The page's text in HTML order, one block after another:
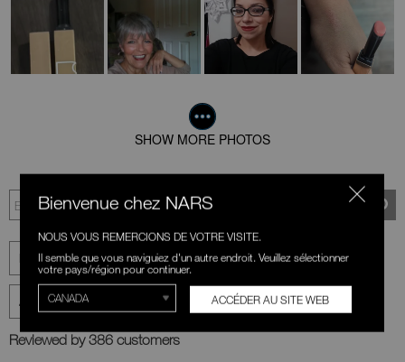
SHOW MORE PHOTOS
Reviewed by 386 customers
Bienvenue chez NARS
NOUS VOUS REMERCIONS DE VOTRE VISITE.
Il semble que vous naviguiez d'un autre endroit. Veuillez sélectionner
votre pays/région pour continuer.
ACCÉDER AU SITE WEB